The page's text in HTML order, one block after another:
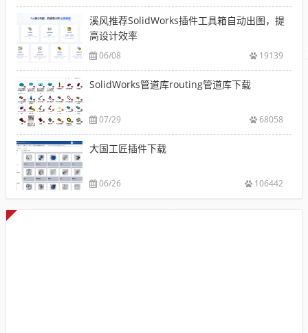
溪风推荐SolidWorks插件工具箱自动出图，提
高设计效率
06/08 19139
SolidWorks管道库routing管道库下载
07/29 68058
大国工匠插件下载
06/26 106442